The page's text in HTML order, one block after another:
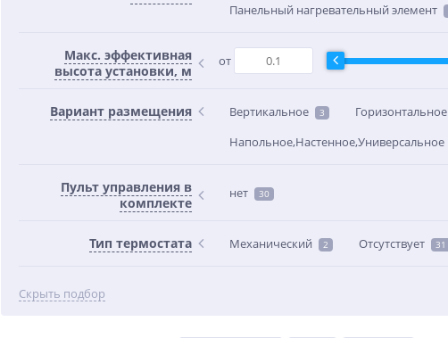
-7%
Панельный нагревательный элемент
Макс. эффективная
высота установки, м
от
Вариант размещения Вертикальное 3 Горизонтальное
Напольное,Настенное,Универсальное
Пульт управления в
комплекте
нет 30
Тип термостата Механический 2 Отсутствует 31
Скрыть подбор